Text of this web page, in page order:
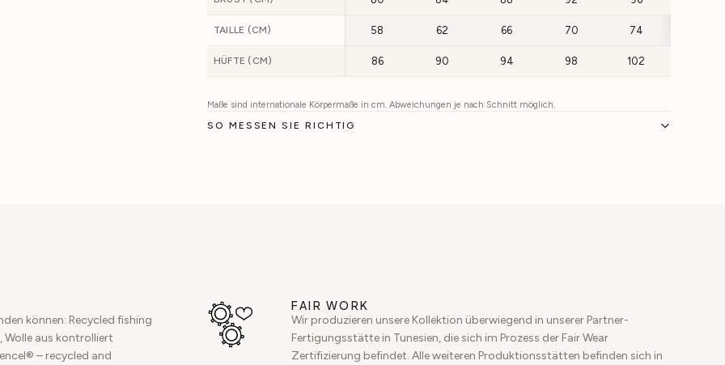
TAILLE (CM) 58 62 66 70 74
HÜFTE (CM) 86 90 94 98 102
Maße sind internationale Körpermaße in cm. Abweichungen je nach Schnitt möglich.
SO MESSEN SIE RICHTIG
können: Recycled fishing
Wolle aus kontrolliert
– recycled and
FAIR WORK
Wir produzieren unsere Kollektion überwiegend in unserer Partner-
Fertigungsstätte in Tunesien, die sich im Prozess der Fair Wear
Zertifizierung befindet. Alle weiteren Produktionsstätten befinden sich in